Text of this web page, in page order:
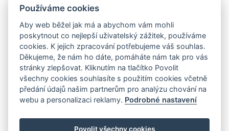
Cookies Všeobecné obchodní podmínky
Provozovna Toyota
Londýnská 558
Liberec, 460 01
Provozovna Toyota Professional
Doubská 660,
Liberec 463 12
Auto KP Plus:
Používáme cookies
Aby web běžel jak má a abychom vám mohli
poskytnout co nejlepší uživatelský zážitek, používáme
cookies. K jejich zpracování potřebujeme váš souhlas.
Děkujeme, že nám ho dáte, pomáháte nám tak pro vás
stránky zlepšovat. Kliknutím na tlačítko Povolit
všechny cookies souhlasíte s použitím cookies včetně
předání údajů našim partnerům pro analýzu chování na
webu a personalizaci reklamy. Podrobné nastavení
Povolit všechny cookies